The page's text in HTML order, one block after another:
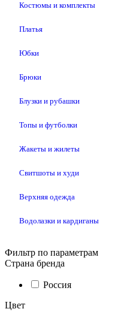
Костюмы и комплекты
Платья
Юбки
Брюки
Блузки и рубашки
Топы и футболки
Жакеты и жилеты
Свитшоты и худи
Верхняя одежда
Водолазки и кардиганы
Фильтр по параметрам
Страна бренда
Россия
Цвет